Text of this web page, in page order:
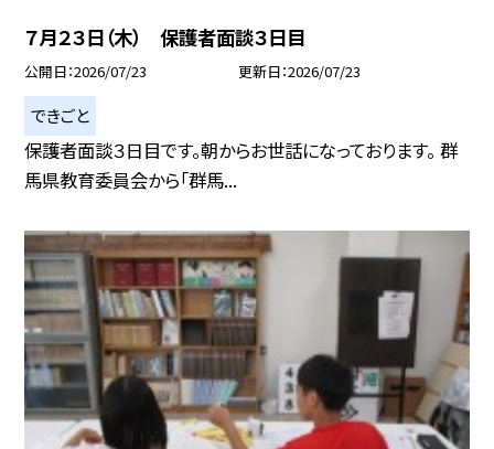
７月２３日（木） 保護者面談３日目
公開日 2026/07/23 更新日 2026/07/23
できごと
保護者面談３日目です。朝からお世話になっております。 群
馬県教育委員会から「群馬...